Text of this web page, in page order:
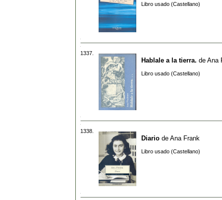
Libro usado (Castellano)
1337.
Hablale a la tierra. de Ana
Libro usado (Castellano)
1338.
Diario de Ana Frank
Libro usado (Castellano)